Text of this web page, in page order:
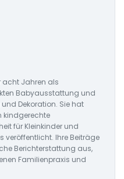
acht Jahren als
Babyausstattung und
Dekoration. Sie hat
kindgerechte
für Kleinkinder und
Ihre Beiträge
Berichterstattung aus,
Familienpraxis und